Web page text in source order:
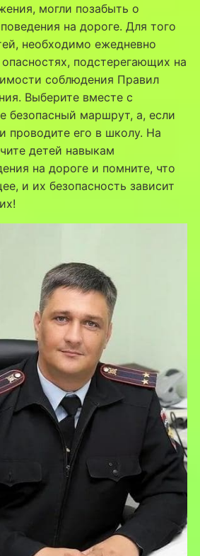
могли позабыть о
на дороге. Для того
необходимо ежедневно
подстерегающих на
соблюдения Правил
Выберите вместе с
безопасный маршрут, а, если
проводите его в школу. На
детей навыкам
на дороге и помните, что
и их безопасность зависит